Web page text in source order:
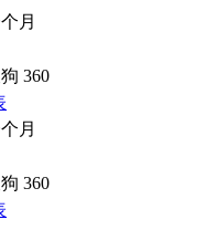
月
360
月
360